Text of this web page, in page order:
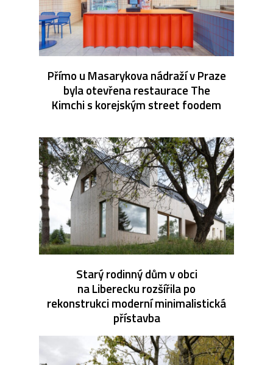
Přímo u Masarykova nádraží v Praze
byla otevřena restaurace The
Kimchi s korejským street foodem
Starý rodinný dům v obci
na Liberecku rozšířila po
rekonstrukci moderní minimalistická
přístavba